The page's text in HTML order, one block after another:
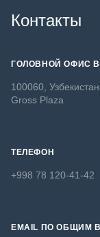
Контакты
ГОЛОВНОЙ ОФИС
100060,
Gross Plaza
ТЕЛЕФОН
+998 78 120-41-42
EMAIL ПО ОБЩИМ